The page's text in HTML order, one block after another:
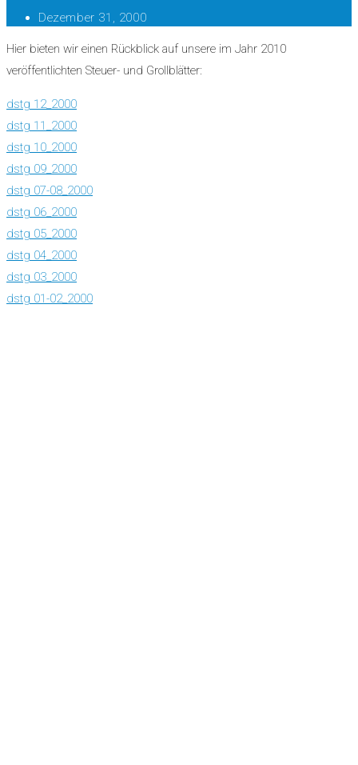
Dezember 31, 2000
Hier bieten wir einen Rückblick auf unsere im Jahr 2010
veröffentlichten Steuer- und Grollblätter:
dstg 12_2000
dstg 11_2000
dstg 10_2000
dstg 09_2000
dstg 07-08_2000
dstg 06_2000
dstg 05_2000
dstg 04_2000
dstg 03_2000
dstg 01-02_2000